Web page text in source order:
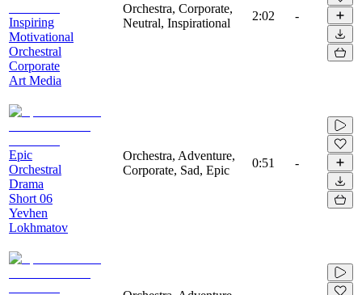
Inspiring
Motivational
Orchestral
Corporate
Art Media
Orchestra, Corporate,
Neutral, Inspirational
2:02 -
Epic
Orchestral
Drama
Short 06
Yevhen
Lokhmatov
Orchestra, Adventure,
Corporate, Sad, Epic
0:51 -